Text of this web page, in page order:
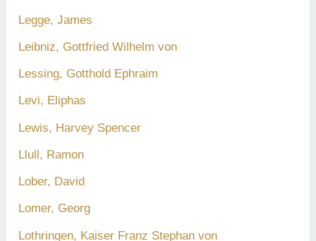
Legge, James
Leibniz, Gottfried Wilhelm von
Lessing, Gotthold Ephraim
Levi, Eliphas
Lewis, Harvey Spencer
Llull, Ramon
Lober, David
Lomer, Georg
Lothringen, Kaiser Franz Stephan von